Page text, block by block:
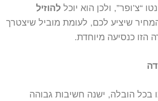
“צ’ופר”, ולכן הוא יוכל להוזיל
שיציע לכם, לעומת מוביל שיצטרך
הזו כנסיעה מיוחדת.
בכל הובלה, ישנה חשיבות גבוהה